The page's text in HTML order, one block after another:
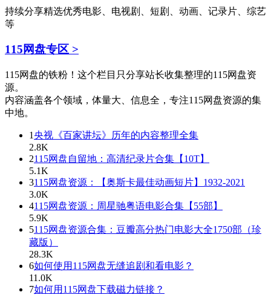
持续分享精选优秀电影、电视剧、短剧、动画、记录片、综艺
等
115网盘专区 >
115网盘的铁粉！这个栏目只分享站长收集整理的115网盘资
源。
内容涵盖各个领域，体量大、信息全，专注115网盘资源的集
中地。
1央视《百家讲坛》历年的内容整理全集
2.8K
2115网盘自留地：高清纪录片合集【10T】
5.1K
3115网盘资源：【奥斯卡最佳动画短片】1932-2021
3.0K
4115网盘资源：周星驰粤语电影合集【55部】
5.9K
5115网盘资源合集：豆瓣高分热门电影大全1750部（珍
藏版）
28.3K
6如何使用115网盘无缝追剧和看电影？
11.0K
7如何用115网盘下载磁力链接？